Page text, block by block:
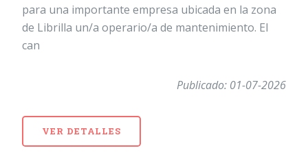
para una importante empresa ubicada en la zona
de Librilla un/a operario/a de mantenimiento. El
can
Publicado: 01-07-2026
VER DETALLES